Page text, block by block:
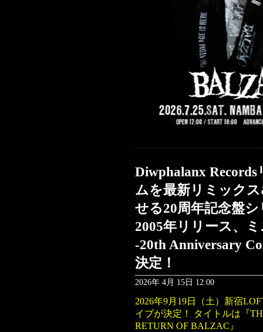
Diwphalanx
ムを最新リミック
せる20周年記念盤
2005年リリース、
-20th Anniversary
決定！
2026年 4月 15日 12:00
2026年9月19日（土）新宿
イブが決定！ タイトルは『
RETURN OF BALZAC』